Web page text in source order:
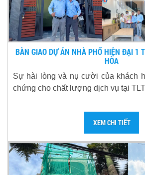
BÀN GIAO DỰ ÁN NHÀ PHỐ HIỆN ĐẠI 1
HÒA
Sự hài lòng và nụ cười của khách
chứng cho chất lượng dịch vụ tại
XEM CHI TIẾT